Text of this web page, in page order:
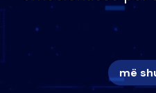
nëna dhe fëmijët
nuk i mban dot
më